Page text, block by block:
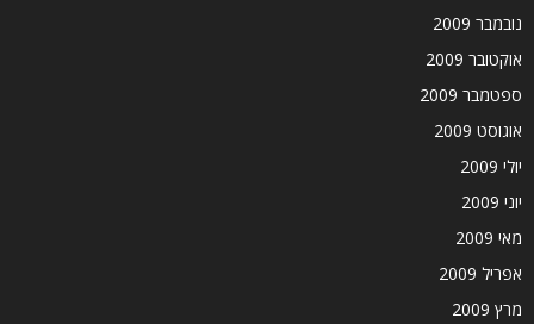
נובמבר 2009
אוקטובר 2009
ספטמבר 2009
אוגוסט 2009
יולי 2009
יוני 2009
מאי 2009
אפריל 2009
מרץ 2009